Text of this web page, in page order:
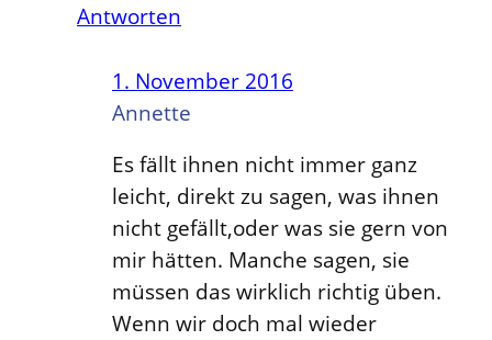
Antworten
1. November 2016
Annette
Es fällt ihnen nicht immer ganz
leicht, direkt zu sagen, was ihnen
nicht gefällt,oder was sie gern von
mir hätten. Manche sagen, sie
müssen das wirklich richtig üben.
Wenn wir doch mal wieder